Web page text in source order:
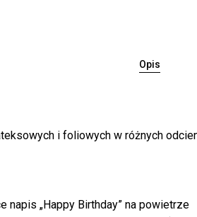
Opis
i foliowych w różnych
„Happy Birthday” na powietrze